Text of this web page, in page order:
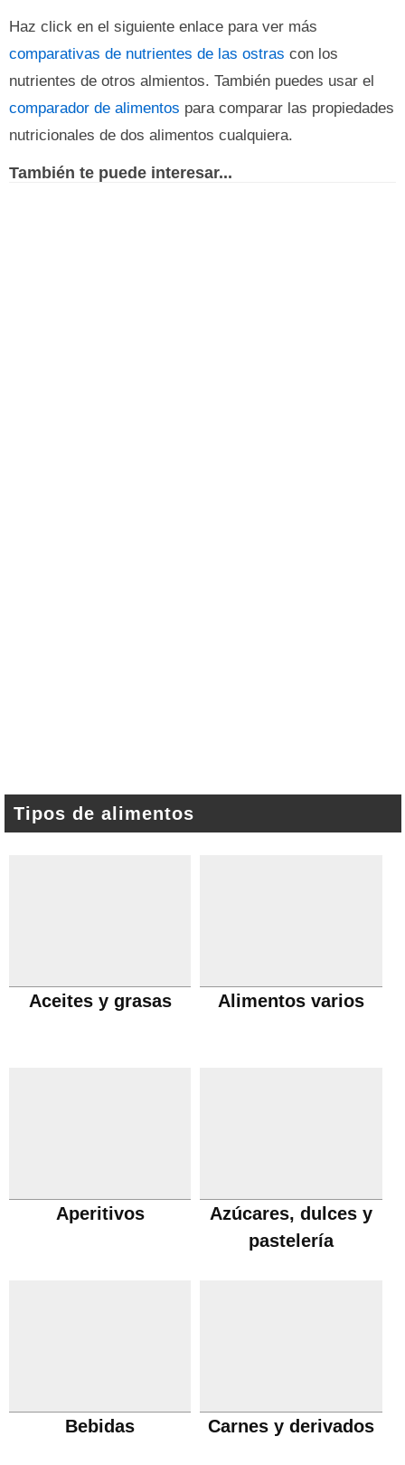
Haz click en el siguiente enlace para ver más
comparativas de nutrientes de las ostras con los
nutrientes de otros almientos. También puedes usar el
comparador de alimentos para comparar las propiedades
nutricionales de dos alimentos cualquiera.
También te puede interesar...
Tipos de alimentos
Aceites y grasas Alimentos varios
Aperitivos
Azúcares, dulces y
pastelería
Bebidas Carnes y derivados